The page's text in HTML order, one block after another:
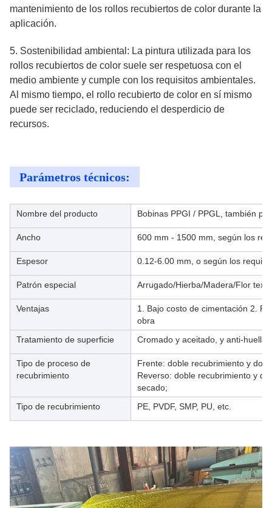
mantenimiento de los rollos recubiertos de color durante la
aplicación.
5. Sostenibilidad ambiental: La pintura utilizada para los
rollos recubiertos de color suele ser respetuosa con el
medio ambiente y cumple con los requisitos ambientales.
Al mismo tiempo, el rollo recubierto de color en sí mismo
puede ser reciclado, reduciendo el desperdicio de
recursos.
Parámetros técnicos:
Nombre del producto Bobinas PPGI / PPGL, también
Ancho 600 mm - 1500 mm, según los
Espesor 0.12-6.00 mm, o según los
Patrón especial Arrugado/Hierba/Madera/Flor
Ventajas
1. Bajo costo de cimentación 2.
obra
Tratamiento de superficie
Cromado y aceitado, y anti-huellas
Tipo de proceso de
recubrimiento
Frente: doble recubrimiento y
Reverso: doble recubrimiento y
secado;
Tipo de recubrimiento
PE, PVDF, SMP, PU, etc.